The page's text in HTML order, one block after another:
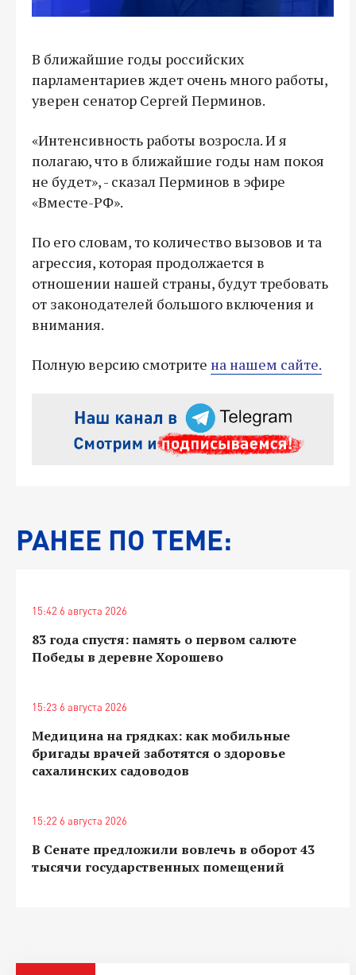
В ближайшие годы российских
парламентариев ждет очень много работы,
уверен сенатор Сергей Перминов.
«Интенсивность работы возросла. И я
полагаю, что в ближайшие годы нам покоя
не будет», - сказал Перминов в эфире
«Вместе-РФ».
По его словам, то количество вызовов и та
агрессия, которая продолжается в
отношении нашей страны, будут требовать
от законодателей большого включения и
внимания.
Полную версию смотрите на нашем сайте.
РАНЕЕ ПО ТЕМЕ:
15:42 6 августа 2026
83 года спустя: память о первом салюте
Победы в деревне Хорошево
15:23 6 августа 2026
Медицина на грядках: как мобильные
бригады врачей заботятся о здоровье
сахалинских садоводов
15:22 6 августа 2026
В Сенате предложили вовлечь в оборот 43
тысячи государственных помещений